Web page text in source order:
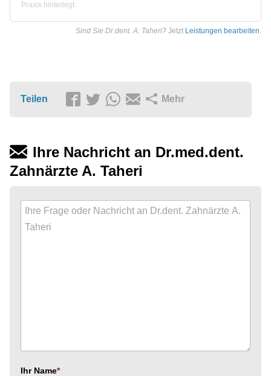
Praxis hinterlegt.
Sind Sie Dr.dent. A. Taheri? Jetzt Leistungen bearbeiten.
Teilen Mehr
Ihre Nachricht an Dr.med.dent.
Zahnärzte A. Taheri
Ihr Name